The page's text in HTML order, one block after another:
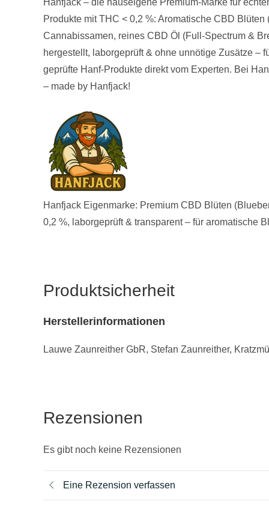
Hanfjack – die hauseigene Premium-Marke für
Produkte mit THC < 0,2 %: Aromatische CBD
Cannabissamen, reines CBD Öl (Full-Spectrum &
hergestellt, laborgeprüft & ohne unnötige Zusätze –
geprüfte Hanf-Produkte direkt vom Experten. Bei
– made by Hanfjack!
Hanfjack Eigenmarke: Premium CBD Blüten
0,2 %, laborgeprüft & transparent – für aromatische
Produktsicherheit
Herstellerinformationen
Lauwe Zaunreither GbR, Stefan Zaunreither,
Rezensionen
Es gibt noch keine Rezensionen
Eine Rezension verfassen